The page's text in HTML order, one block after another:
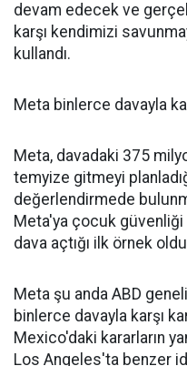
devam edecek ve
karşı kendimizi
kullandı.
Meta binlerce davayla
Meta, davadaki 375
temyize gitmeyi
değerlendirmede
Meta'ya çocuk güvenliği
dava açtığı ilk örnek
Meta şu anda ABD
binlerce davayla karşı
Mexico'daki kararların
Los Angeles'ta benzer